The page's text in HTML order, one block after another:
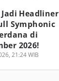
Headliner
Symphonic
di
2026!
21:24 WIB